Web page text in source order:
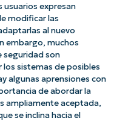
usuarios expresan
modificar las
al nuevo
embargo, muchos
seguridad son
sistemas de posibles
algunas aprensiones con
de abordar la
ampliamente aceptada,
se inclina hacia el